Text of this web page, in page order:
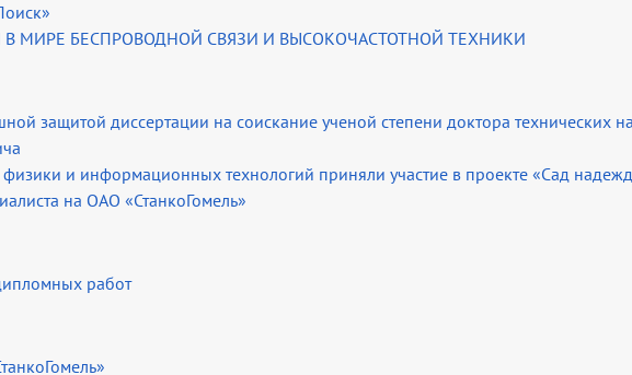
МИРЕ БЕСПРОВОДНОЙ СВЯЗИ И ВЫСОКОЧАСТОТНОЙ ТЕХНИКИ
защитой диссертации на соискание ученой степени доктора технических
физики и информационных технологий приняли участие в проекте «Сад
на ОАО «СтанкоГомель»
работ